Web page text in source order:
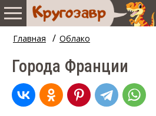
Главная / Облако
Города Франции